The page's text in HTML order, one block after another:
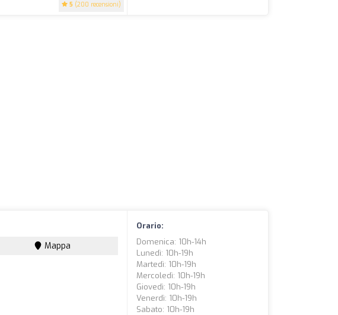
5 (200 recensioni)
Mappa
Orario:
Domenica: 10h-14h
Lunedì: 10h-19h
Martedì: 10h-19h
Mercoledì: 10h-19h
Giovedì: 10h-19h
Venerdì: 10h-19h
Sabato: 10h-19h